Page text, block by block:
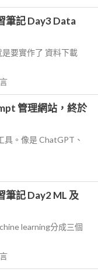
筆記 Day3 Data
要實作了 資料下載
管理網站，終於
具。像是 ChatGPT、
記 Day2 ML 及
learning分成三個